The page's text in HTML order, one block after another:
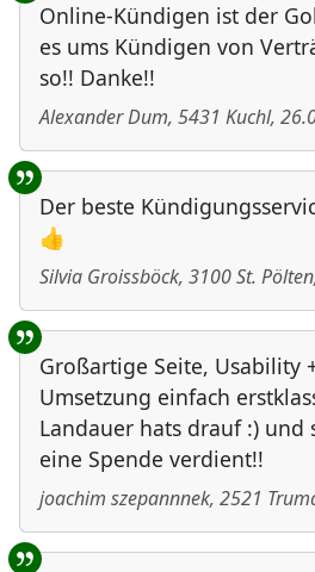
Online-Kündigen ist der
es ums Kündigen von
so!! Danke!!
Alexander Dum, 5431 Kuchl,
Der beste
👍
Silvia Groissböck, 3100St. Pölten
Großartige Seite, Usability
Umsetzung einfach
Landauer hats drauf :) und
eine Spende verdient!!
joachim szepannnek, 2521